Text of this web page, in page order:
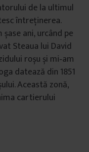
de la ultimul
întreţinerea.
ani, urcând pe
Steaua lui David
roșu și mi‑am
datează din 1851
Această zonă,
cartierului